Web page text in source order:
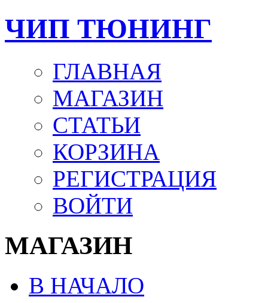
ЧИП ТЮНИНГ
ГЛАВНАЯ
МАГАЗИН
СТАТЬИ
КОРЗИНА
РЕГИСТРАЦИЯ
ВОЙТИ
МАГАЗИН
В НАЧАЛО